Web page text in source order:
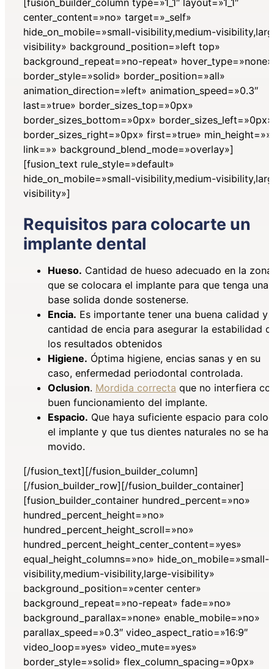
center_content=»no» target=»_self»
hide_on_mobile=»small-visibility,medium-
visibility» background_position=»left top»
background_repeat=»no-repeat» hover_type=»none»
border_style=»solid» border_position=»all»
animation_direction=»left» animation_speed=»0.3″
last=»true» border_sizes_top=»0px»
border_sizes_bottom=»0px» border_sizes_left=»0px»
border_sizes_right=»0px» first=»true» min_height=»»
link=»» background_blend_mode=»overlay»]
[fusion_text rule_style=»default»
hide_on_mobile=»small-visibility,medium-
visibility»]
Requisitos para colocarte un
implante dental
Hueso. Cantidad de hueso adecuado en la zona
que se colocara el implante para que tenga una
base solida donde sostenerse.
Encia. Es importante tener una buena calidad y
cantidad de encia para asegurar la estabilidad
los resultados obtenidos
Higiene. Óptima higiene, encias sanas y en su
caso, enfermedad periodontal controlada.
Oclusion. Mordida correcta que no interfiera
buen funcionamiento del implante.
Espacio. Que haya suficiente espacio para
el implante y que tus dientes naturales no se
movido.
[/fusion_text][/fusion_builder_column]
[/fusion_builder_row][/fusion_builder_container]
[fusion_builder_container hundred_percent=»no»
hundred_percent_height=»no»
hundred_percent_height_scroll=»no»
hundred_percent_height_center_content=»yes»
equal_height_columns=»no» hide_on_mobile=»small-
visibility,medium-visibility,large-visibility»
background_position=»center center»
background_repeat=»no-repeat» fade=»no»
background_parallax=»none» enable_mobile=»no»
parallax_speed=»0.3″ video_aspect_ratio=»16:9″
video_loop=»yes» video_mute=»yes»
border_style=»solid» flex_column_spacing=»0px»